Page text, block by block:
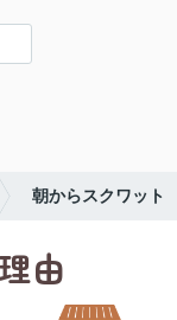
朝からスクワット
由